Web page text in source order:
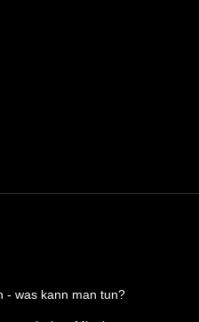
- was kann man tun?